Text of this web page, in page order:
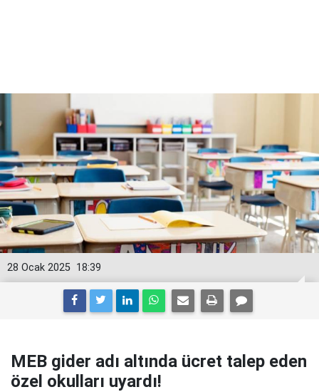
18:39
28 Ocak 2025
MEB gider adı altında ücret talep eden
özel okulları uyardı!